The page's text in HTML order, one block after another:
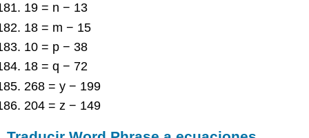
19 = n − 13
18 = m − 15
10 = p − 38
18 = q − 72
268 = y − 199
204 = z − 149